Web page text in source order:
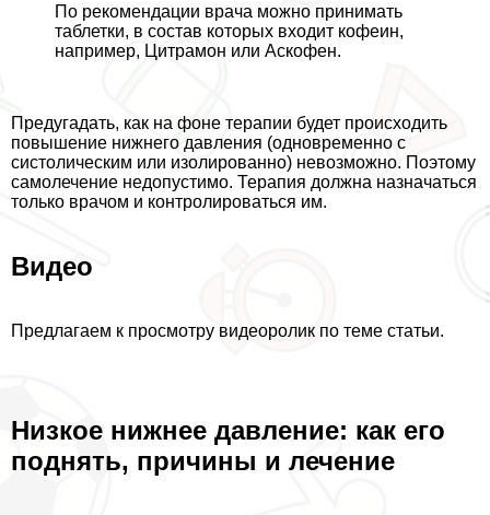
По рекомендации врача можно принимать
таблетки, в состав которых входит кофеин,
например, Цитрамон или Аскофен.
Предугадать, как на фоне терапии будет происходить
повышение нижнего давления (одновременно с
систолическим или изолированно) невозможно. Поэтому
самолечение недопустимо. Терапия должна назначаться
только врачом и контролироваться им.
Видео
Предлагаем к просмотру видеоролик по теме статьи.
Низкое нижнее давление: как его
поднять, причины и лечение